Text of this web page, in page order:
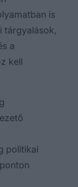
is
tárgyalások,
a
kell
politikai